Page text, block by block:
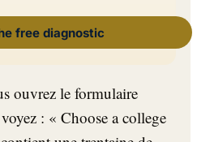
free diagnostic
ouvrez le formulaire
: « Choose a college